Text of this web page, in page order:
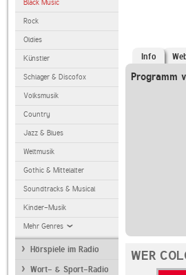
Black Music
Rock
Oldies
Künstler
Schlager & Discofox
Volksmusik
Country
Jazz & Blues
Weltmusik
Gothic & Mittelalter
Soundtracks & Musical
Kinder-Musik
Mehr Genres
Hörspiele im Radio
Wort- & Sport-Radio
Info
Programm
WER